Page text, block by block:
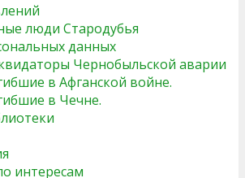
люди Стародубья
данных
Чернобыльской аварии
в Афганской войне.
в Чечне.
интересам